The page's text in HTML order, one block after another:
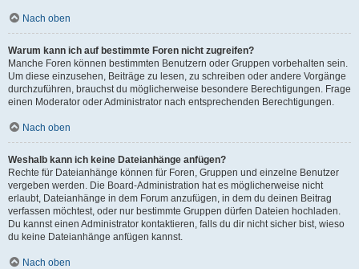
Nach oben
Warum kann ich auf bestimmte Foren nicht zugreifen?
Manche Foren können bestimmten Benutzern oder Gruppen vorbehalten sein.
Um diese einzusehen, Beiträge zu lesen, zu schreiben oder andere Vorgänge
durchzuführen, brauchst du möglicherweise besondere Berechtigungen. Frage
einen Moderator oder Administrator nach entsprechenden Berechtigungen.
Nach oben
Weshalb kann ich keine Dateianhänge anfügen?
Rechte für Dateianhänge können für Foren, Gruppen und einzelne Benutzer
vergeben werden. Die Board-Administration hat es möglicherweise nicht
erlaubt, Dateianhänge in dem Forum anzufügen, in dem du deinen Beitrag
verfassen möchtest, oder nur bestimmte Gruppen dürfen Dateien hochladen.
Du kannst einen Administrator kontaktieren, falls du dir nicht sicher bist, wieso
du keine Dateianhänge anfügen kannst.
Nach oben